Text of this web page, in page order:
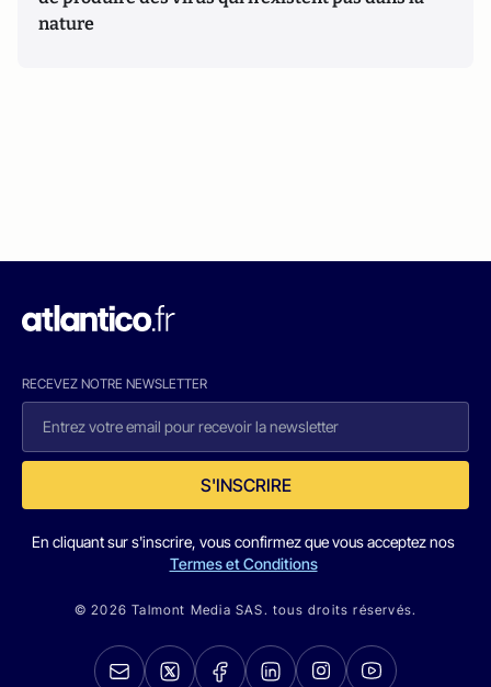
nature
RECEVEZ NOTRE NEWSLETTER
S'INSCRIRE
En cliquant sur s'inscrire, vous confirmez que vous acceptez nos
Termes et Conditions
© 2026 Talmont Media SAS. tous droits réservés.